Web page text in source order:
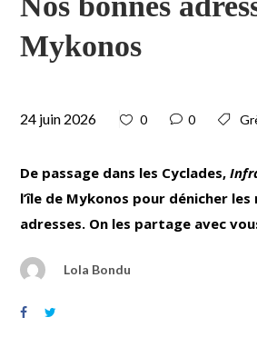
Mykonos
24 juin 2026 0 0
De passage dans les Cyclades,
l’île de Mykonos pour dénicher les
adresses. On les partage avec
Lola Bondu